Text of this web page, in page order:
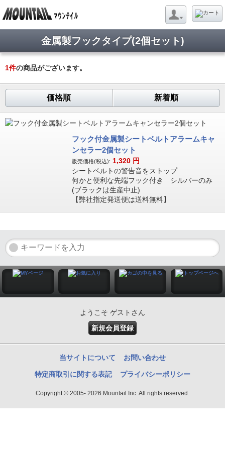
金属製フックタイプ(2個セット)
1件の商品がございます。
価格順 新着順
フック付金属製シートベルトアラームキャ
ンセラー2個セット
販売価格(税込): 1,320 円
シートベルトの警告音をストップ
何かと便利な先端フック付き シルバーのみ
(ブラックは生産中止)
【弊社指定発送便は送料無料】
ようこそ ゲストさん
新規会員登録
当サイトについて お問い合わせ
特定商取引に関する表記 プライバシーポリシー
Copyright © 2005- 2026 Mountail Inc. All rights reserved.